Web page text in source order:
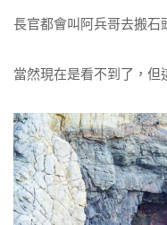
長官都會叫阿兵哥去搬石
當然現在是看不到了，但